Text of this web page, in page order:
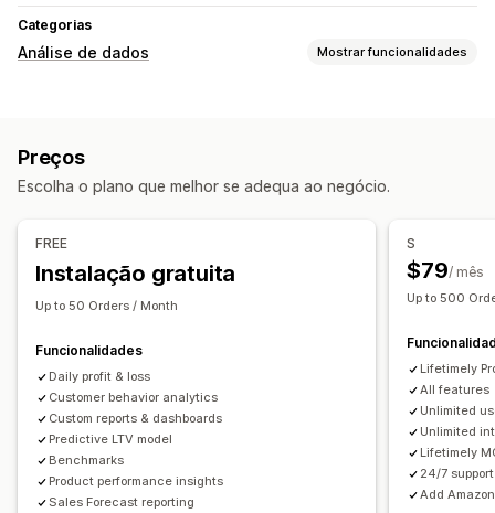
Categorias
Análise de dados Mostrar funcionalidades
Filtragem de repetição
Valor do tempo de vida (LTV)
Análise da fidelização
Informações sobre IA
Análise da finalização da compra
Informações sobre lucros
Análise de funil Rastreio UTM
Imagens e relatórios
Dashboard de análise de dados
Dashboards personalizados
Relatórios de várias lojas
Avaliação comparativa
Preços
Escolha o plano que melhor se adequa ao negócio.
FREE
Instalação gratuita
Up to 50 Orders / Month
Funcionalidades
Daily profit & loss
Customer behavior analytics
Custom reports & dashboards
Predictive LTV model
Benchmarks
Product performance insights
Sales Forecast reporting
S
$79/ mês
Up to 500
Lifetimely
All features
Unlimited
Unlimited
Lifetimely
24/7 support
Add